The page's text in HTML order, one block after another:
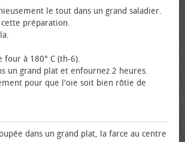
le tout dans un grand saladier.
cette préparation.
four à 180° C (th-6).
un grand plat et enfournez 2 heures.
pour que l'oie soit bien rôtie de
dans un grand plat, la farce au centre